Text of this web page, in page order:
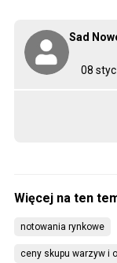
08
Sad
notowania rynkowe
ceny skupu warzyw i